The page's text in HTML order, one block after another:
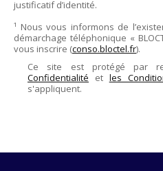
justificatif d’identité.
¹ Nous vous informons de
démarchage téléphonique «
vous inscrire (conso.bloctel.fr).
Ce site est protégé par
Confidentialité et les
s'appliquent.